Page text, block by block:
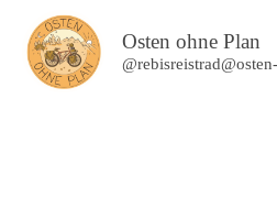
Osten ohne Plan